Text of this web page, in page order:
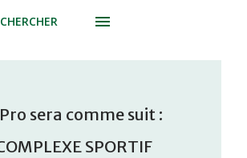
sera comme suit :
SPORTIF